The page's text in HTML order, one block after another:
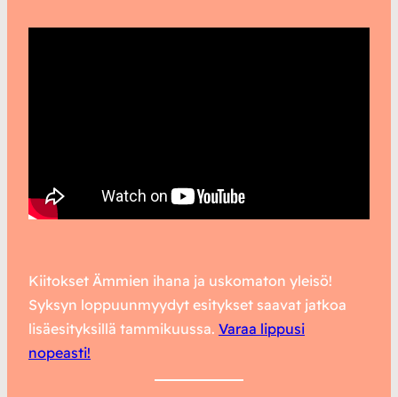
Kiitokset Ämmien ihana ja uskomaton yleisö!
Syksyn loppuunmyydyt esitykset saavat jatkoa
lisäesityksillä tammikuussa. Varaa lippusi
nopeasti!